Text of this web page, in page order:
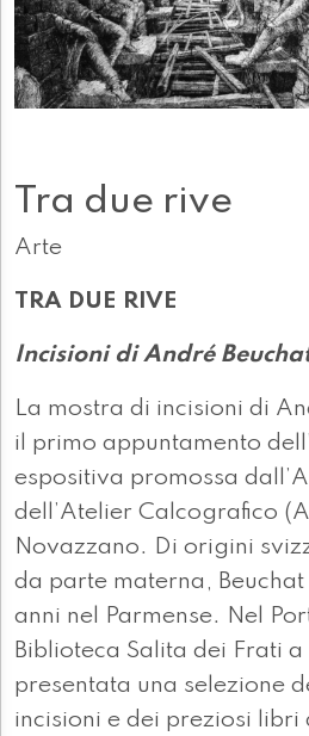
Tra due rive
Arte
TRA DUE RIVE
Incisioni di André
La mostra di incisioni di
il primo appuntamento
espositiva promossa
dell’Atelier Calcografico
Novazzano. Di origini
da parte materna,
anni nel Parmense. Nel
Biblioteca Salita dei Frati
presentata una selezione
incisioni e dei preziosi libri